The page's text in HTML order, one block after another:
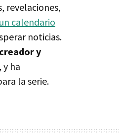
revelaciones,
calendario
noticias.
creador y
, y ha
la serie.